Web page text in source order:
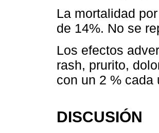
La mortalidad
de 14%. No se
Los efectos
rash, prurito,
con un 2 % cada
DISCUSIÓN